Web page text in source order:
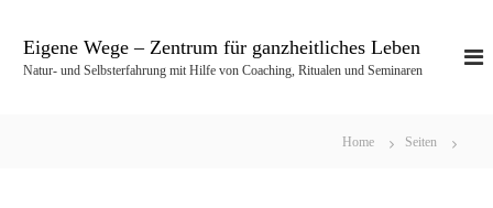
Eigene Wege – Zentrum für ganzheitliches Leben
Natur- und Selbsterfahrung mit Hilfe von Coaching, Ritualen und Seminaren
Home Seiten